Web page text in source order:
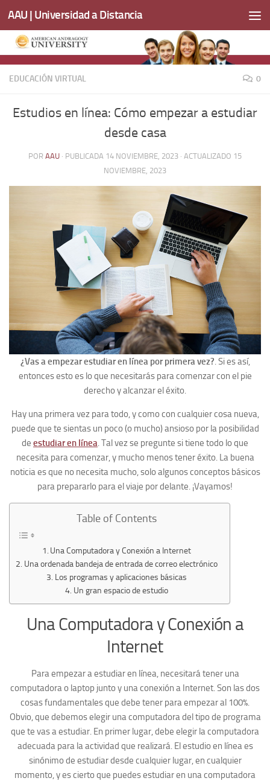
Saltar al contenido
AAU | Universidad a Distancia
EDUCACIÓN VIRTUAL 0
Estudios en línea: Cómo empezar a estudiar
desde casa
POR AAU · PUBLICADA 14 NOVIEMBRE, 2023 · ACTUALIZADO 15
NOVIEMBRE, 2023
¿Vas a empezar estudiar en línea por primera vez? . Si es así,
entonces esto es lo que necesitarás para comenzar con el pie
derecho y alcanzar el éxito.
Hay una primera vez para todo, y como con cualquier cosa nueva,
puede que te sientas un poco (o mucho) ansioso por la posibilidad
de estudiar en línea . Tal vez se pregunte si tiene todo lo que
necesita para comenzar, y mucho menos tener éxito. La buena
noticia es que no necesita mucho, solo algunos conceptos básicos
para prepararlo para el viaje por delante. ¡Vayamos!
Table of Contents
Una Computadora y Conexión a Internet
Una ordenada bandeja de entrada de correo electrónico
Los programas y aplicaciones básicas
Un gran espacio de estudio
Una Computadora y Conexión a
Internet
Para empezar a estudiar en línea, necesitará tener una
computadora o laptop junto y una conexión a Internet. Son las dos
cosas fundamentales que debe tener para empezar al 100%.
Obvio, que debemos elegir una computadora del tipo de programa
que te vas a estudiar. En primer lugar, debe elegir la computadora
adecuada para la actividad que realizará. El estudio en línea es
sinónimo de estudiar desde cualquier lugar, en cualquier
momento, y es cierto que puedes estudiar en una computadora